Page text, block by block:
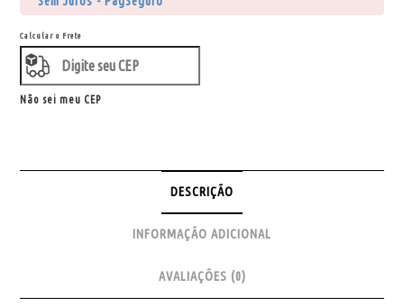
Calcular o Frete
Não sei meu CEP
DESCRIÇÃO
INFORMAÇÃO ADICIONAL
AVALIAÇÕES (0)